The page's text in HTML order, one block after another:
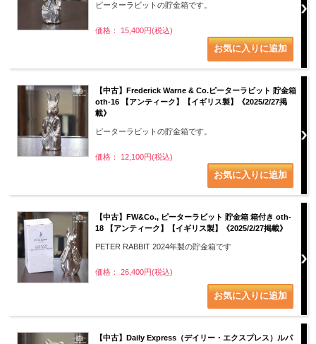
ピーターラビットの貯金箱です。
価格： 15,400円(税込)
【中古】Frederick Warne & Co.ピーターラビット 貯金箱
oth-16 【アンティーク】【イギリス製】《2025/2/27掲
載》
ピーターラビットの貯金箱です。
価格： 12,100円(税込)
【中古】FW&Co., ピーターラビット 貯金箱 箱付き oth-
18 【アンティーク】【イギリス製】《2025/2/27掲載》
PETER RABBIT 2024年製の貯金箱です
価格： 26,400円(税込)
【中古】Daily Express（デイリー・エクスプレス）ルパ